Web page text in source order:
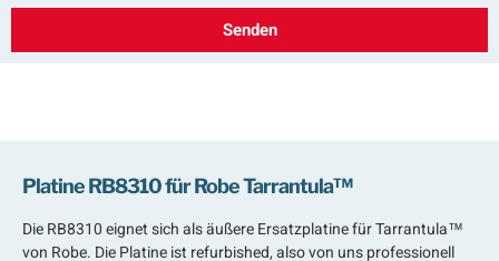
Senden
Platine RB8310 für Robe Tarrantula™
Die RB8310 eignet sich als äußere Ersatzplatine für Tarrantula™
von Robe. Die Platine ist refurbished, also von uns professionell